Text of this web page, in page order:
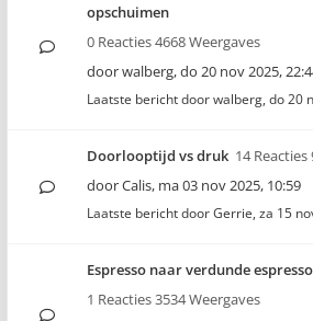
opschuimen
0 Reacties 4668 Weergaves
doorwalberg,do 20 nov 2025,
Laatste bericht doorwalberg, do 20
Doorlooptijd vs druk 14
doorCalis, ma 03 nov 2025, 10:59
Laatste bericht doorGerrie, za 15
Espresso naar verdunde
1 Reacties 3534 Weergaves